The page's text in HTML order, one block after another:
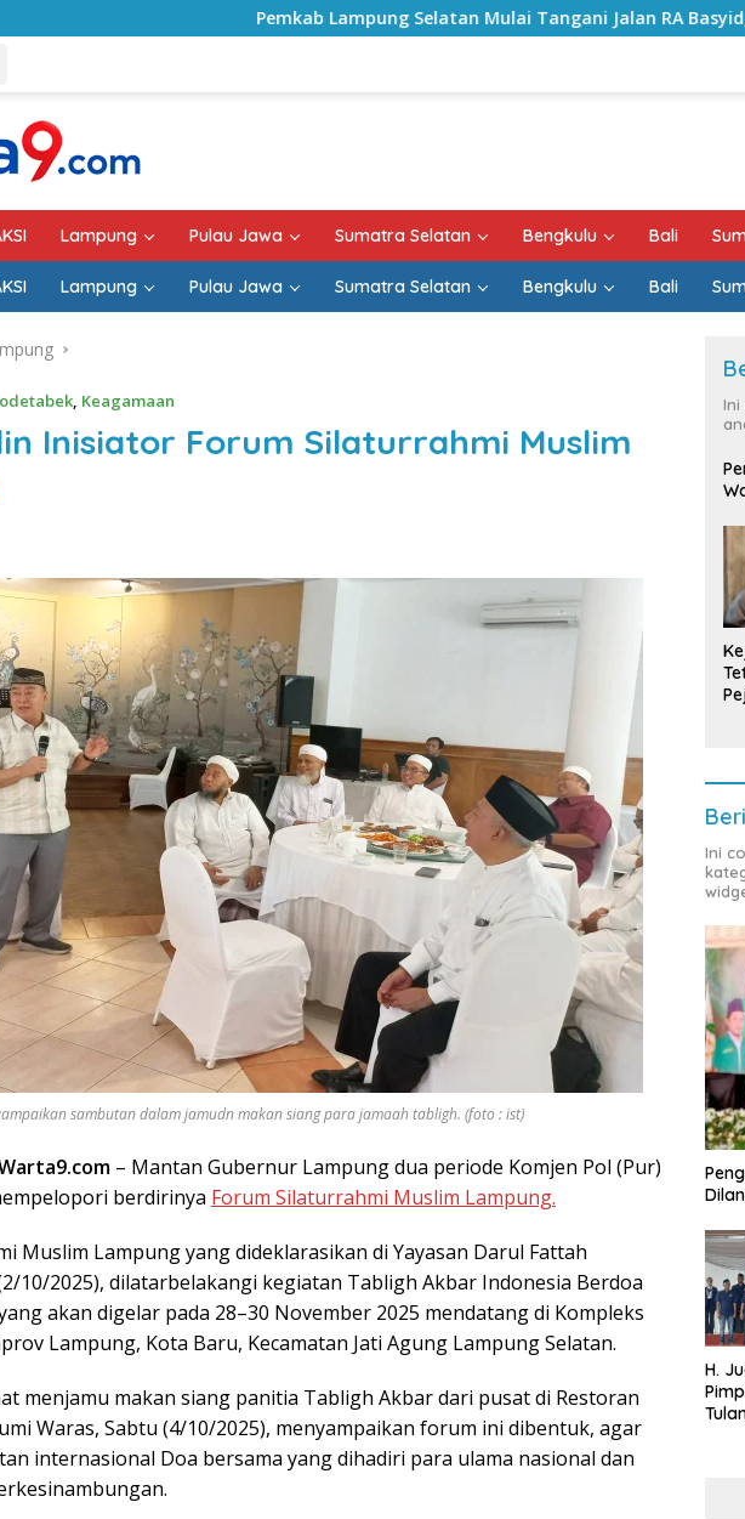
Pemkab Lampung Selatan Mulai Tangani Jalan RA Basyid, Kontrak Proyek Sudah
Lampung Pulau Jawa Sumatra Selatan Bengkulu Bali
Lampung Pulau Jawa Sumatra Selatan Bengkulu Bali
, Keagamaan
Inisiator Forum Silaturrahmi Muslim
sambutan dalam jamudn makan siang para jamaah tabligh. (foto : ist)
– Mantan Gubernur Lampung dua periode Komjen Pol (Pur)
berdirinya Forum Silaturrahmi Muslim Lampung.
Muslim Lampung yang dideklarasikan di Yayasan Darul Fattah
10/2025), dilatarbelakangi kegiatan Tabligh Akbar Indonesia Berdoa
akan digelar pada 28–30 November 2025 mendatang di Kompleks
Lampung, Kota Baru, Kecamatan Jati Agung Lampung Selatan.
menjamu makan siang panitia Tabligh Akbar dari pusat di Restoran
Waras, Sabtu (4/10/2025), menyampaikan forum ini dibentuk, agar
internasional Doa bersama yang dihadiri para ulama nasional dan
Ini
Ini
H.